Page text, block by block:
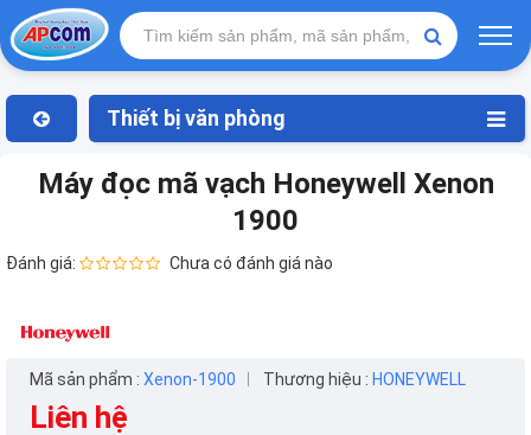
Thiết bị văn phòng
Máy đọc mã vạch Honeywell Xenon
1900
Đánh giá: Chưa có đánh giá nào
Mã sản phẩm : Xenon-1900 Thương hiệu : HONEYWELL
Liên hệ